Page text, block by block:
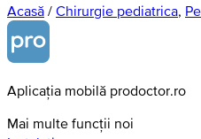
Acasă / Chirurgie pediatrica
Aplicația mobilă prodoctor.ro
Mai multe funcții noi